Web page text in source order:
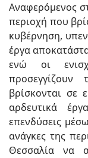
Αναφερόμενος
περιοχή που
κυβέρνηση,
έργα
ενώ οι
βρίσκονται σε
αρδευτικά
επενδύσεις
ανάγκες της
Θεσσαλία να